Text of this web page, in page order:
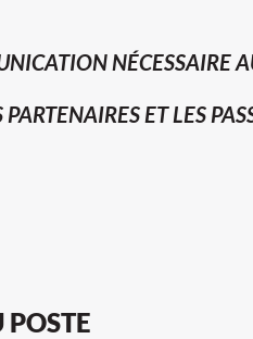
NÉCESSAIRE
ET LES
POSTE